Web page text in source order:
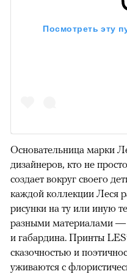
Посмотреть эту
Основательница марки
дизайнеров, кто не
создает вокруг своего
каждой коллекции Леся
рисунки на ту или иную
разными материалами —
и габардина. Принты
сказочностью и
уживаются с